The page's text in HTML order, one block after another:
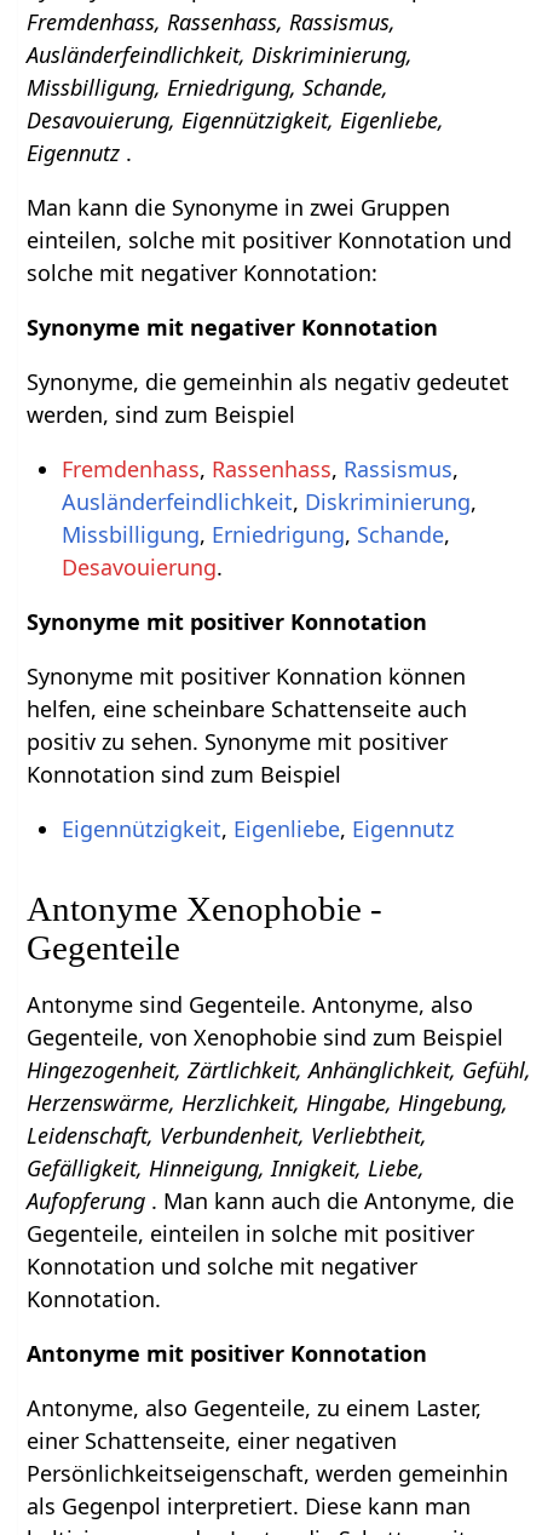
Fremdenhass, Rassenhass, Rassismus,
Ausländerfeindlichkeit, Diskriminierung,
Missbilligung, Erniedrigung, Schande,
Desavouierung, Eigennützigkeit, Eigenliebe,
Eigennutz .
Man kann die Synonyme in zwei Gruppen
einteilen, solche mit positiver Konnotation und
solche mit negativer Konnotation:
Synonyme mit negativer Konnotation
Synonyme, die gemeinhin als negativ gedeutet
werden, sind zum Beispiel
Fremdenhass, Rassenhass, Rassismus,
Ausländerfeindlichkeit, Diskriminierung,
Missbilligung, Erniedrigung, Schande,
Desavouierung.
Synonyme mit positiver Konnotation
Synonyme mit positiver Konnation können
helfen, eine scheinbare Schattenseite auch
positiv zu sehen. Synonyme mit positiver
Konnotation sind zum Beispiel
Eigennützigkeit, Eigenliebe, Eigennutz
Antonyme Xenophobie -
Gegenteile
Antonyme sind Gegenteile. Antonyme, also
Gegenteile, von Xenophobie sind zum Beispiel
Hingezogenheit, Zärtlichkeit, Anhänglichkeit, Gefühl,
Herzenswärme, Herzlichkeit, Hingabe, Hingebung,
Leidenschaft, Verbundenheit, Verliebtheit,
Gefälligkeit, Hinneigung, Innigkeit, Liebe,
Aufopferung . Man kann auch die Antonyme, die
Gegenteile, einteilen in solche mit positiver
Konnotation und solche mit negativer
Konnotation.
Antonyme mit positiver Konnotation
Antonyme, also Gegenteile, zu einem Laster,
einer Schattenseite, einer negativen
Persönlichkeitseigenschaft, werden gemeinhin
als Gegenpol interpretiert. Diese kann man